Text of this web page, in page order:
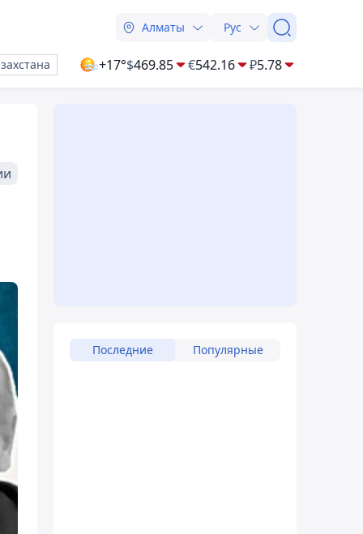
Алматы Рус
+17°$469.85 €542.16 ₽5.78
Последние Популярные